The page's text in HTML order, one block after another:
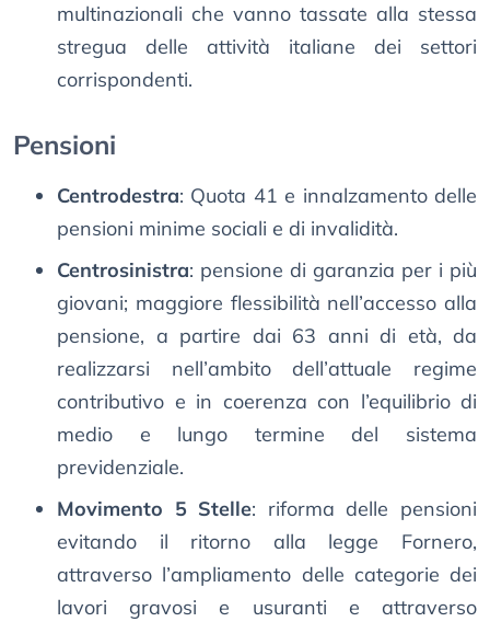
multinazionali che vanno tassate alla stessa
stregua delle attività italiane dei settori
corrispondenti.
Pensioni
Centrodestra: Quota 41 e innalzamento delle
pensioni minime sociali e di invalidità.
Centrosinistra: pensione di garanzia per i più
giovani; maggiore flessibilità nell’accesso alla
pensione, a partire dai 63 anni di età, da
realizzarsi nell’ambito dell’attuale regime
contributivo e in coerenza con l’equilibrio di
medio e lungo termine del sistema
previdenziale.
Movimento 5 Stelle: riforma delle pensioni
evitando il ritorno alla legge Fornero,
attraverso l’ampliamento delle categorie dei
lavori gravosi e usuranti e attraverso